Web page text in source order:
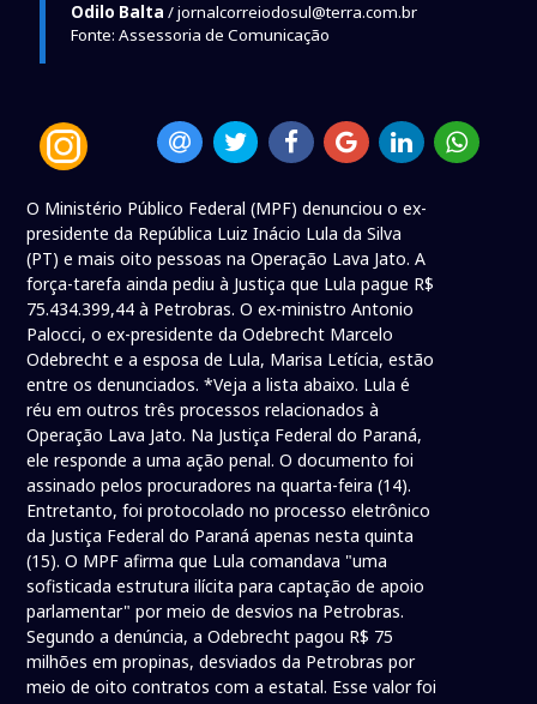
Odilo Balta / jornalcorreiodosul@terra.com.br
Fonte: Assessoria de Comunicação
O Ministério Público Federal (MPF) denunciou o ex-
presidente da República Luiz Inácio Lula da Silva
(PT) e mais oito pessoas na Operação Lava Jato. A
força-tarefa ainda pediu à Justiça que Lula pague R$
75.434.399,44 à Petrobras. O ex-ministro Antonio
Palocci, o ex-presidente da Odebrecht Marcelo
Odebrecht e a esposa de Lula, Marisa Letícia, estão
entre os denunciados. *Veja a lista abaixo. Lula é
réu em outros três processos relacionados à
Operação Lava Jato. Na Justiça Federal do Paraná,
ele responde a uma ação penal. O documento foi
assinado pelos procuradores na quarta-feira (14).
Entretanto, foi protocolado no processo eletrônico
da Justiça Federal do Paraná apenas nesta quinta
(15). O MPF afirma que Lula comandava "uma
sofisticada estrutura ilícita para captação de apoio
parlamentar" por meio de desvios na Petrobras.
Segundo a denúncia, a Odebrecht pagou R$ 75
milhões em propinas, desviados da Petrobras por
meio de oito contratos com a estatal. Esse valor foi